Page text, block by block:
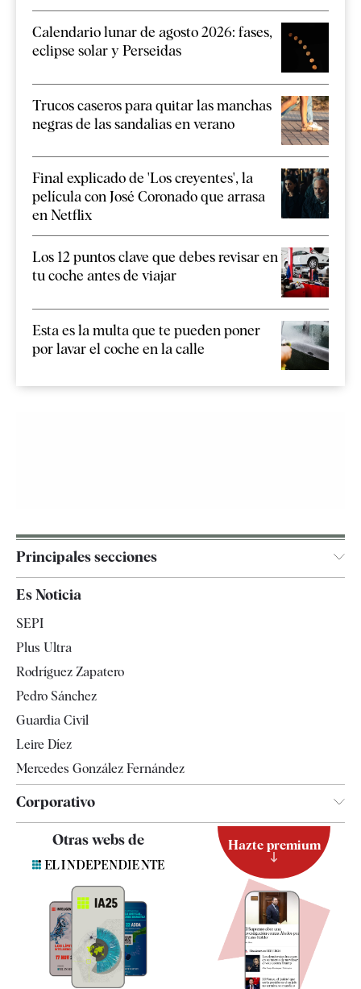
Calendario lunar de agosto 2026: fases,
eclipse solar y Perseidas
Trucos caseros para quitar las manchas
negras de las sandalias en verano
Final explicado de 'Los creyentes', la
película con José Coronado que arrasa
en Netflix
Los 12 puntos clave que debes revisar en
tu coche antes de viajar
Esta es la multa que te pueden poner
por lavar el coche en la calle
Principales secciones
España
Televisión
Es Noticia
SEPI
Plus Ultra
Rodríguez Zapatero
Pedro Sánchez
Guardia Civil
Leire Díez
Mercedes González Fernández
Corporativo
Contacto
Quiénes somos
Especificaciones
Otras webs de Hazte premium